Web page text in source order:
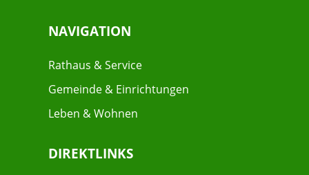
NAVIGATION
Rathaus & Service
Gemeinde & Einrichtungen
Leben & Wohnen
DIREKTLINKS